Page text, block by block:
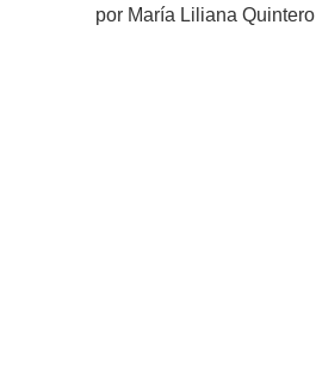
por María Liliana Quintero